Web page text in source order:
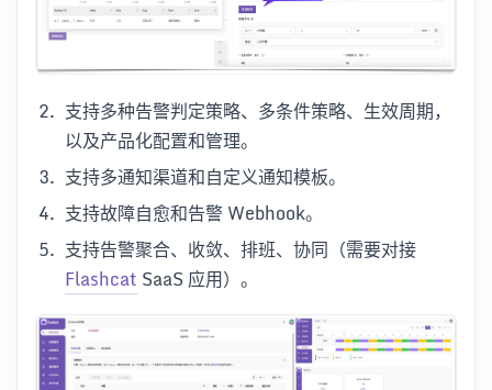
支持多种告警判定策略、多条件策略、生效周期，
以及产品化配置和管理。
支持多通知渠道和自定义通知模板。
支持故障自愈和告警 Webhook。
支持告警聚合、收敛、排班、协同（需要对接
Flashcat SaaS 应用）。